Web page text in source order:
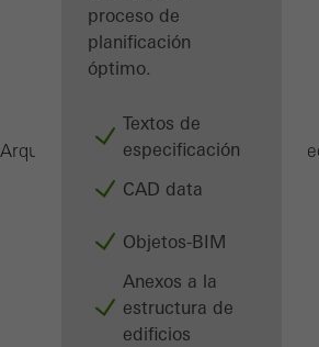
proceso de
planificación
óptimo.
Textos de
especificación
CAD data
Objetos-BIM
Anexos a la
estructura de
edificios
Arquitectos ProductosSistemas de